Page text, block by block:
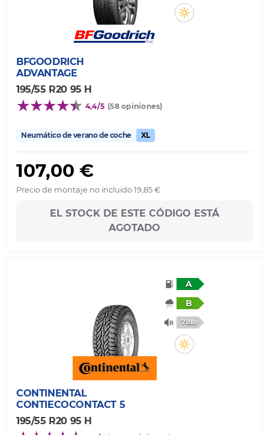
BFGOODRICH
ADVANTAGE
195/55 R20 95 H
4,4/5 (58 opiniones)
Neumático de verano de coche XL
107,00 €
Precio de montaje no incluido 19,85 €
EL STOCK DE ESTE CÓDIGO ESTÁ
AGOTADO
A
B
71db
CONTINENTAL
CONTIECOCONTACT 5
195/55 R20 95 H